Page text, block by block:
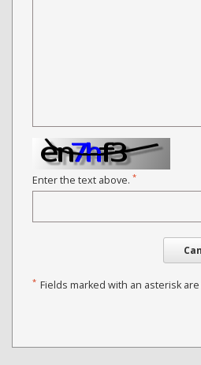
Enter the text above. *
* Fields marked with an asterisk